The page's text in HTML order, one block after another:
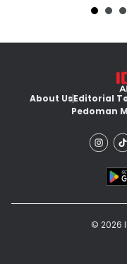
About UsEditorial
Pedoman
© 2026